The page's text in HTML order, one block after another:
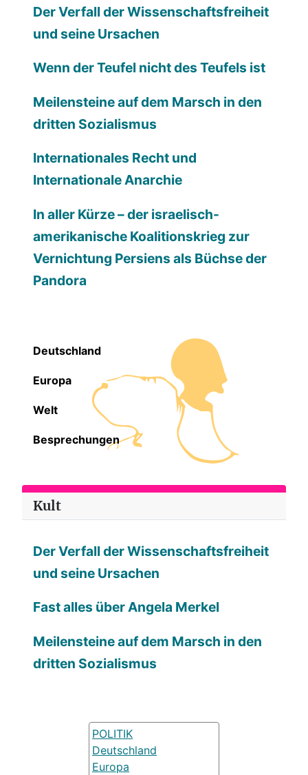
Der Verfall der Wissenschaftsfreiheit
und seine Ursachen
Wenn der Teufel nicht des Teufels ist
Meilensteine auf dem Marsch in den
dritten Sozialismus
Internationales Recht und
Internationale Anarchie
In aller Kürze – der israelisch-
amerikanische Koalitionskrieg zur
Vernichtung Persiens als Büchse der
Pandora
Deutschland
Europa
Welt
Besprechungen
Kult
Der Verfall der Wissenschaftsfreiheit
und seine Ursachen
Fast alles über Angela Merkel
Meilensteine auf dem Marsch in den
dritten Sozialismus
POLITIK
Deutschland
Europa